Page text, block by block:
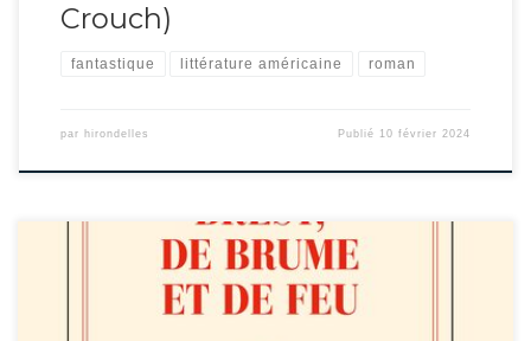
Crouch)
fantastique littérature américaine roman
par hirondelles Publié 10 février 2024